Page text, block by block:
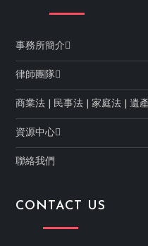
事務所簡介
律師團隊
商業法 民事法 |家庭法 |遺
資源中心
聯絡我們
CONTACT US